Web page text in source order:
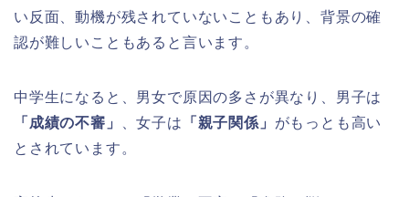
い反面、動機が残されていないこともあり、背景の確
認が難しいこともあると言います。
中学生になると、男女で原因の多さが異なり、男子は
「成績の不審」
、女子は 「親子関係」 がもっとも高い
とされています。